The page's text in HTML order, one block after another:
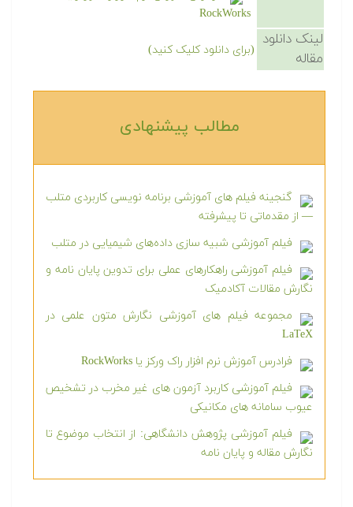
RockWorks
لینک دانلود
مقاله
(برای دانلود کلیک کنید)
مطالب پیشنهادی‎
گنجینه فیلم های آموزشی برنامه نویسی کاربردی متلب
— از مقدماتی تا پیشرفته
فیلم آموزشی شبیه سازی داده‌های شیمیایی در متلب
فیلم آموزشی راهکارهای عملی برای تدوین پایان نامه و
نگارش مقالات آکادمیک
مجموعه فیلم های آموزشی نگارش متون علمی در
LaTeX
فرادرس آموزش نرم افزار راک ورکز یا RockWorks
فیلم آموزشی کاربرد آزمون های غیر مخرب در تشخیص
عیوب سامانه های مکانیکی
فیلم آموزشی پژوهش دانشگاهی: از انتخاب موضوع تا
نگارش مقاله و پایان نامه